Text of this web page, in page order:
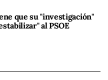
que su "investigación"
al PSOE